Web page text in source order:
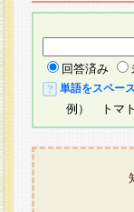
回答済み
単語をスペー
例） トマ